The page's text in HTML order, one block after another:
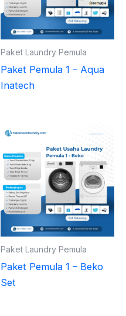
Paket Laundry Pemula
Paket Pemula 1 – Aqua
Inatech
Paket Laundry Pemula
Paket Pemula 1 – Beko
Set